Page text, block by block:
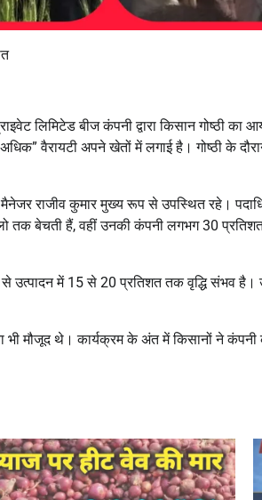
लिमिटेड बीज कंपनी द्वारा किसान गोष्ठी
वैरायटी अपने खेतों में लगाई है। गोष्ठी के
राजीव कुमार मुख्य रूप से उपस्थित रहे।
तक बेचती हैं, वहीं उनकी कंपनी लगभग 30
उत्पादन में 15 से 20 प्रतिशत तक वृद्धि संभव है।
भी मौजूद थे। कार्यक्रम के अंत में किसानों ने